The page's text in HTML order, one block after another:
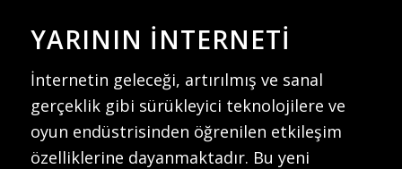
YARININ İNTERNETI
İnternetin geleceği, artırılmış ve sanal
gerçeklik gibi sürükleyici teknolojilere ve
oyun endüstrisinden öğrenilen etkileşim
özelliklerine dayanmaktadır. Bu yeni